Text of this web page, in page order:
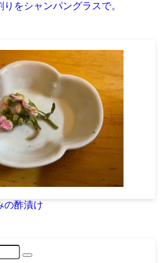
をシャンパングラスで。
の酢漬け